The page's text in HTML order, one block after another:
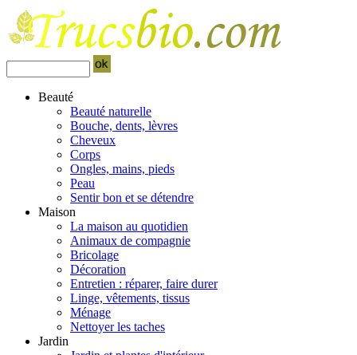
Beauté
Beauté naturelle
Bouche, dents, lèvres
Cheveux
Corps
Ongles, mains, pieds
Peau
Sentir bon et se détendre
Maison
La maison au quotidien
Animaux de compagnie
Bricolage
Décoration
Entretien : réparer, faire durer
Linge, vêtements, tissus
Ménage
Nettoyer les taches
Jardin